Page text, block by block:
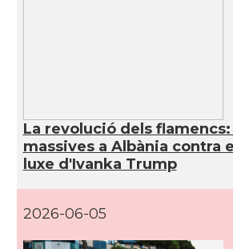
La revolució dels
massives a Albània contra
luxe d'Ivanka Trump
2026-06-05